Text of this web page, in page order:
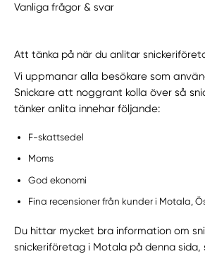
Vanliga frågor & svar
Att tänka på när du anlitar
Vi uppmanar alla besökare som
Snickare att noggrant kolla över så
tänker anlita innehar följande:
F-skattsedel
Moms
God ekonomi
Fina recensioner från kunder i Motala,
Du hittar mycket bra information om
snickeriföretag i Motala på denna sida,